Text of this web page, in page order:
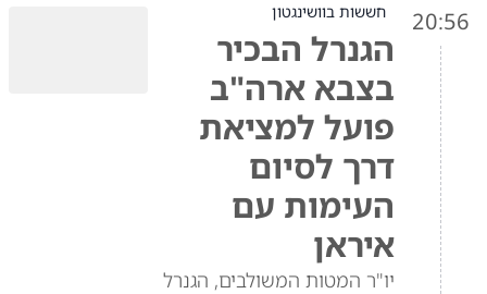
20:56 חששות בוושינגטון
הגנרל הבכיר
בצבא ארה"ב
פועל למציאת
דרך לסיום
העימות עם
איראן
יו"ר המטות המשולבים, הגנרל